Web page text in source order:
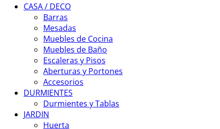
CASA / DECO
Barras
Mesadas
Muebles de Cocina
Muebles de Baño
Escaleras y Pisos
Aberturas y Portones
Accesorios
DURMIENTES
Durmientes y Tablas
JARDIN
Huerta